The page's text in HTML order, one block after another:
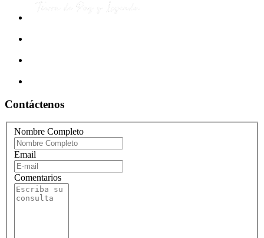
Contáctenos
Nombre Completo
Email
Comentarios